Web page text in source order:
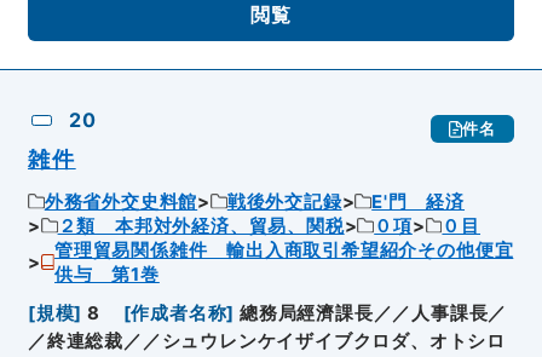
閲覧
20 件名
雑件
外務省外交史料館 戦後外交記録
E'門 経済
２類 本邦対外経済、貿易、関税
０項
０目
管理貿易関係雑件 輸出入商取引希望紹介その他便宜
供与 第1巻
[規模] 8 [作成者名称] 總務局經濟課長／／人事課長／
／終連総裁／／シュウレンケイザイブクロダ、オトシロ